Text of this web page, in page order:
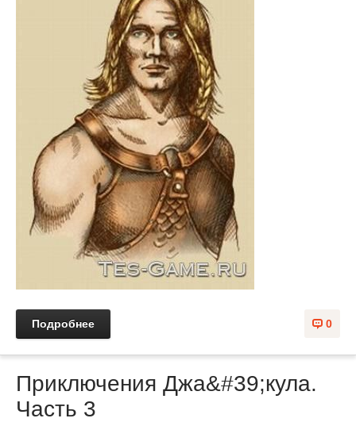
0
Подробнее
Приключения Джа&#39;кула.
Часть 3